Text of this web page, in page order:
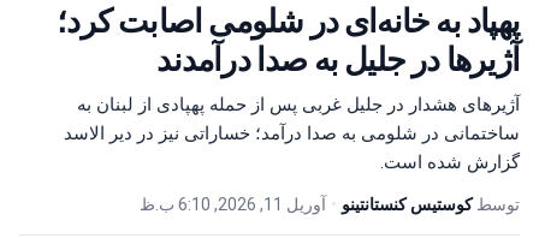
پهپاد به خانه‌ای در شلومی اصابت کرد؛
آژیرها در جلیل به صدا درآمدند
آژیرهای هشدار در جلیل غربی پس از حمله پهپادی از لبنان به
ساختمانی در شلومی به صدا درآمد؛ خساراتی نیز در دیر الاسد
گزارش شده است.
توسطکوستیس کنستانتینو • آوریل 11, 2026, 6:10 ب.ظ